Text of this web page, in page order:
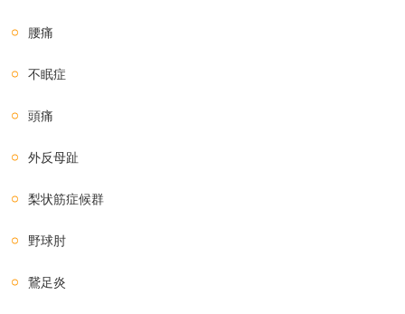
腰痛
不眠症
頭痛
外反母趾
梨状筋症候群
野球肘
鵞足炎